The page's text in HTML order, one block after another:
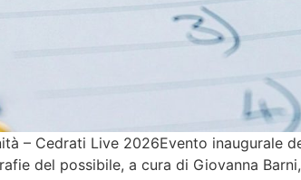
– Cedrati Live 2026Evento inaugurale
del possibile, a cura di Giovanna